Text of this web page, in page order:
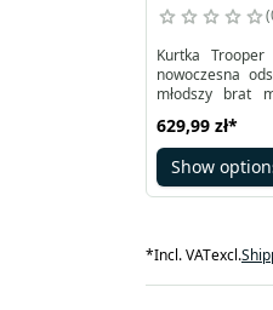
Kurtka
nowoczesna
młodszy brat
dopasowanej
ruchów dzięki
głównemu.
taktyczna, na
łączy
oferując komfort
629,99 zł*
Show
*Incl. VATexcl.